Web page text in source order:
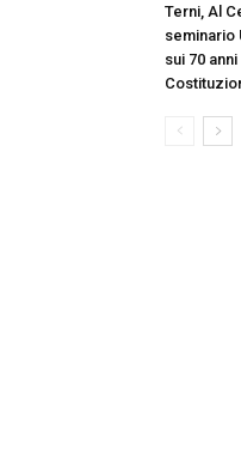
Terni, Al
seminario
sui 70